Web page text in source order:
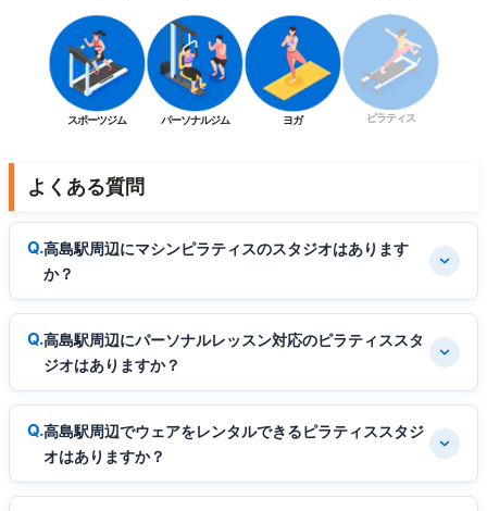
スポーツジム パーソナルジム ヨガ ピラティス
よくある質問
高島駅周辺にマシンピラティスのスタジオはあります
か？
高島駅周辺にパーソナルレッスン対応のピラティススタ
ジオはありますか？
高島駅周辺でウェアをレンタルできるピラティススタジ
オはありますか？